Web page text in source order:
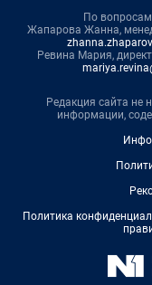
По
Жапарова Жанна,
Ревина Мария,
Редакция сайта не
информации,
Политика